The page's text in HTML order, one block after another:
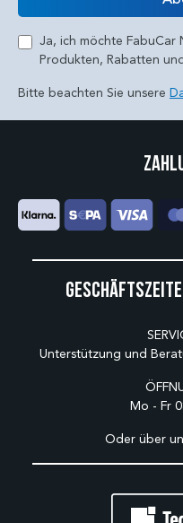
Ja, ich möchte FabuCar
Produkten, Rabatten
Bitte beachten Sie unsere
Unterstützung und
Mo - Fr
Oder über